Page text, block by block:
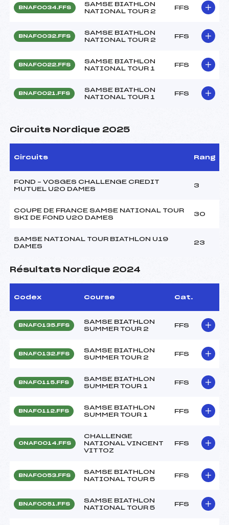
BNAF0034.FFS
SAMSE BIATHLON
NATIONAL TOUR 2
FFS
BNAF0032.FFS
SAMSE BIATHLON
NATIONAL TOUR 2
FFS
BNAF0022.FFS
SAMSE BIATHLON
NATIONAL TOUR 1
FFS
BNAF0021.FFS
SAMSE BIATHLON
NATIONAL TOUR 1
FFS
Circuits Nordique 2025
Circuits Rang
FOND – VOSGES CHALLENGE CREDIT
MUTUEL U20 DAMES
3
COUPE DE FRANCE SAMSE NATIONAL TOUR
SKI DE FOND U20 DAMES
30
SAMSE NATIONAL TOUR BIATHLON U19
DAMES
23
Résultats Nordique 2024
Codex Course Cat.
BNAF0135.FFS
SAMSE BIATHLON
SUMMER TOUR 2
FFS
BNAF0132.FFS
SAMSE BIATHLON
SUMMER TOUR 2
FFS
BNAF0115.FFS
SAMSE BIATHLON
SUMMER TOUR 1
FFS
BNAF0112.FFS
SAMSE BIATHLON
SUMMER TOUR 1
FFS
ONAF0014.FFS
CHALLENGE
NATIONAL VINCENT
VITTOZ
FFS
BNAF0053.FFS
SAMSE BIATHLON
NATIONAL TOUR 5
FFS
BNAF0051.FFS
SAMSE BIATHLON
NATIONAL TOUR 5
FFS